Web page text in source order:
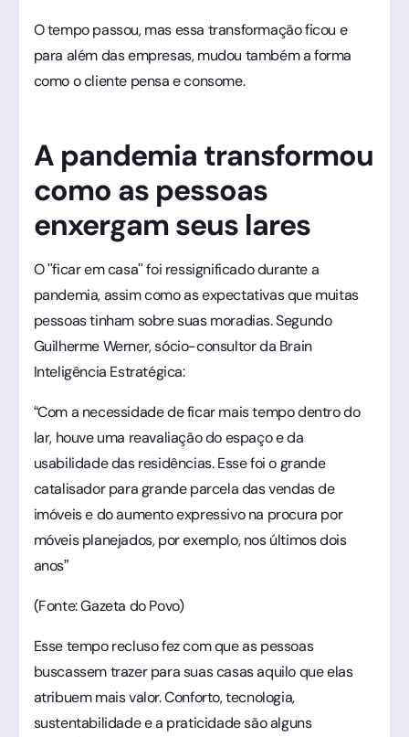
O tempo passou, mas essa transformação ficou e
para além das empresas, mudou também a forma
como o cliente pensa e consome.
A pandemia transformou
como as pessoas
enxergam seus lares
O "ficar em casa" foi ressignificado durante a
pandemia, assim como as expectativas que muitas
pessoas tinham sobre suas moradias. Segundo
Guilherme Werner, sócio-consultor da Brain
Inteligência Estratégica:
“Com a necessidade de ficar mais tempo dentro do
lar, houve uma reavaliação do espaço e da
usabilidade das residências. Esse foi o grande
catalisador para grande parcela das vendas de
imóveis e do aumento expressivo na procura por
móveis planejados, por exemplo, nos últimos dois
anos”
(Fonte: Gazeta do Povo)
Esse tempo recluso fez com que as pessoas
buscassem trazer para suas casas aquilo que elas
atribuem mais valor. Conforto, tecnologia,
sustentabilidade e a praticidade são alguns